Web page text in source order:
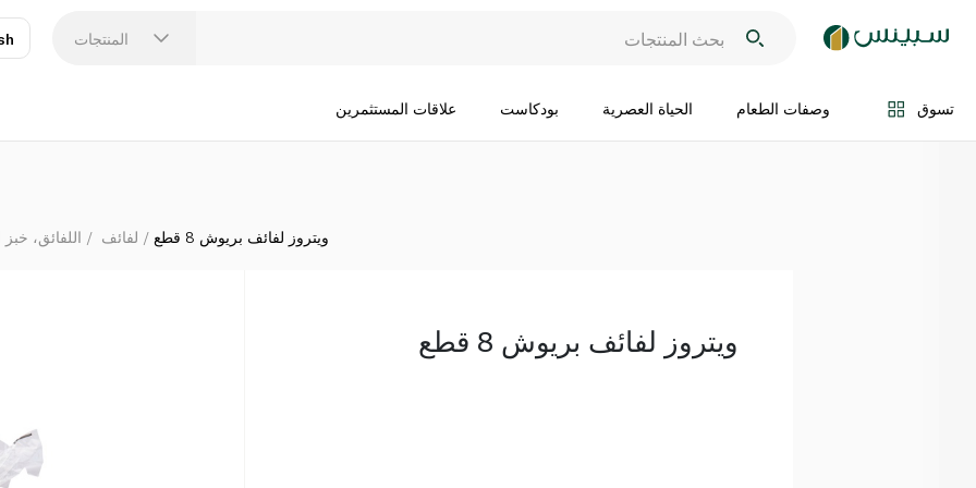
المنتجات
تسوق وصفات الطعام الحياة العصرية بودكاست علاقات المستثمرين
اضف الى السلة
اللفائق، خبز لفائف ويتروز لفائف بريوش 8 قطع
ويتروز لفائف بريوش 8 قطع